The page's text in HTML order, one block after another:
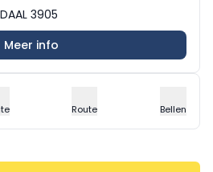
3905
Meer info
Route Bellen